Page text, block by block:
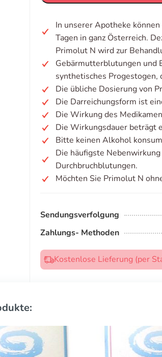
In unserer Apotheke
Tagen in ganz Österreich.
Primolut N wird zur
Gebärmutterblutungen und
synthetisches Progestogen,
Die übliche Dosierung von
Die Darreichungsform ist
Die Wirkung des
Die Wirkungsdauer beträgt
Bitte keinen Alkohol
Die häufigste
Durchbruchblutungen.
Möchten Sie Primolut N
Sendungsverfolgung
Zahlungs- Methoden
Kostenlose Lieferung (per